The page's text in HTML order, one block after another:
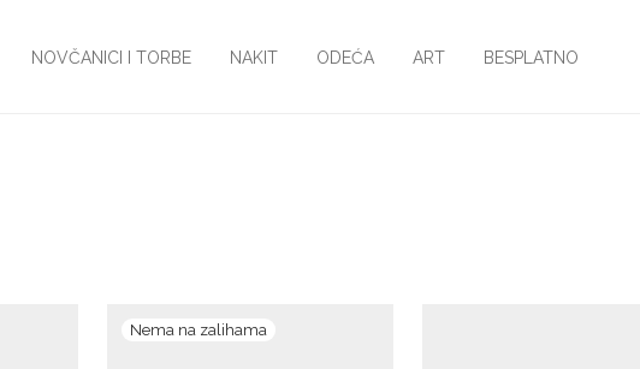
NOVČANICI I TORBE NAKIT ODEĆA ART BESPLATNO